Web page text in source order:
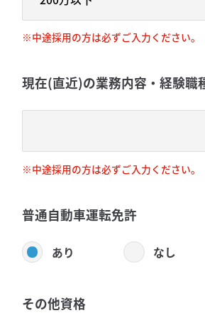
※中途採用の方は必ずご入力ください。
現在(直近)の業務内容・経験職
※中途採用の方は必ずご入力ください。
普通自動車運転免許
あり なし
その他資格